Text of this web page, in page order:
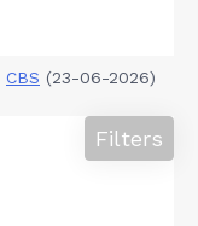
CBS (23-06-2026)
Filters